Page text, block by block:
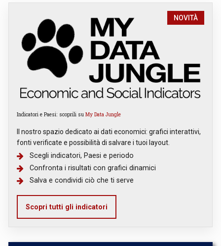
NOVITÀ
Indicatori e Paesi: scoprili su My Data Jungle
Il nostro spazio dedicato ai dati economici: grafici interattivi,
fonti verificate e possibilità di salvare i tuoi layout.
Scegli indicatori, Paesi e periodo
Confronta i risultati con grafici dinamici
Salva e condividi ciò che ti serve
Scopri tutti gli indicatori